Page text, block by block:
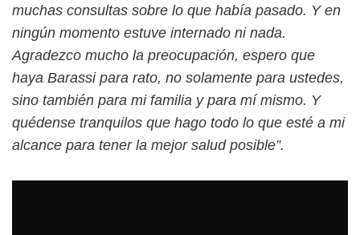
muchas consultas sobre lo que había pasado. Y en
ningún momento estuve internado ni nada.
Agradezco mucho la preocupación, espero que
haya Barassi para rato, no solamente para ustedes,
sino también para mi familia y para mí mismo. Y
quédense tranquilos que hago todo lo que esté a mi
alcance para tener la mejor salud posible”.